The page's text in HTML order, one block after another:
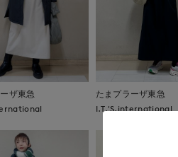
ザ東急
たまプラーザ東急
I.T.'S.international